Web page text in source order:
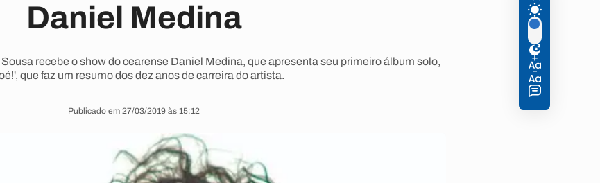
Daniel Medina
recebe o show do cearense Daniel Medina, que apresenta seu primeiro álbum solo,
que faz um resumo dos dez anos de carreira do artista.
Publicado em 27/03/2019 às 15:12